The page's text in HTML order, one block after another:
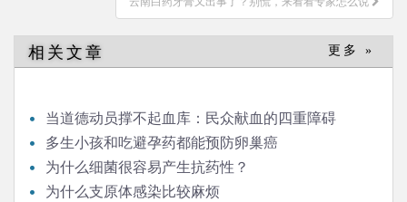
相关文章 更多 »
当道德动员撑不起血库：民众献血的四重障碍
多生小孩和吃避孕药都能预防卵巢癌
为什么细菌很容易产生抗药性？
为什么支原体感染比较麻烦